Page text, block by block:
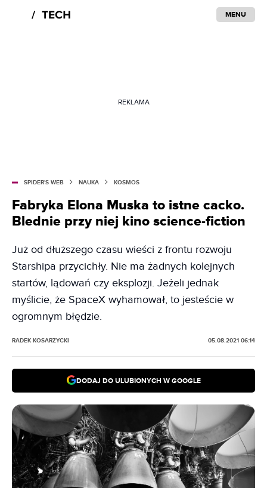
MENU
REKLAMA
SPIDER'S WEB NAUKA KOSMOS
Fabryka Elona Muska to istne cacko.
Blednie przy niej kino science-fiction
Już od dłuższego czasu wieści z frontu rozwoju
Starshipa przycichły. Nie ma żadnych kolejnych
startów, lądowań czy eksplozji. Jeżeli jednak
myślicie, że SpaceX wyhamował, to jesteście w
ogromnym błędzie.
RADEK KOSARZYCKI 05.08.2021 06:14
DODAJ DO ULUBIONYCH W GOOGLE